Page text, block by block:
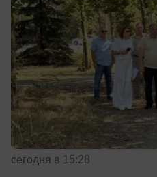
сегодня в 15:28